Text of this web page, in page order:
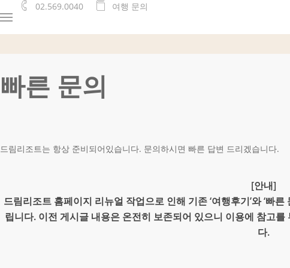
02.569.0040 여행 문의
빠른 문의
드림리조트는 항상 준비되어있습니다. 문의하시면 빠른 답변 드리겠습니다.
[안내]
드림리조트 홈페이지 리뉴얼 작업으로 인해 기존 ‘여행후기’와 ‘빠
립니다. 이전 게시글 내용은 온전히 보존되어 있으니 이용에 참고
다.